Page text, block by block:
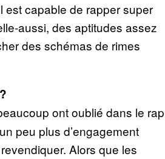
est capable de rapper super
aussi, des aptitudes assez
des schémas de rimes
ont oublié dans le rap
peu plus d’engagement
Alors que les